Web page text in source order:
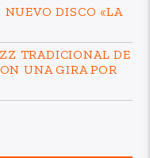
DISCO «LA
TRADICIONAL DE
UNA GIRA POR